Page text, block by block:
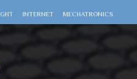
INTERNET MECHATRONICS